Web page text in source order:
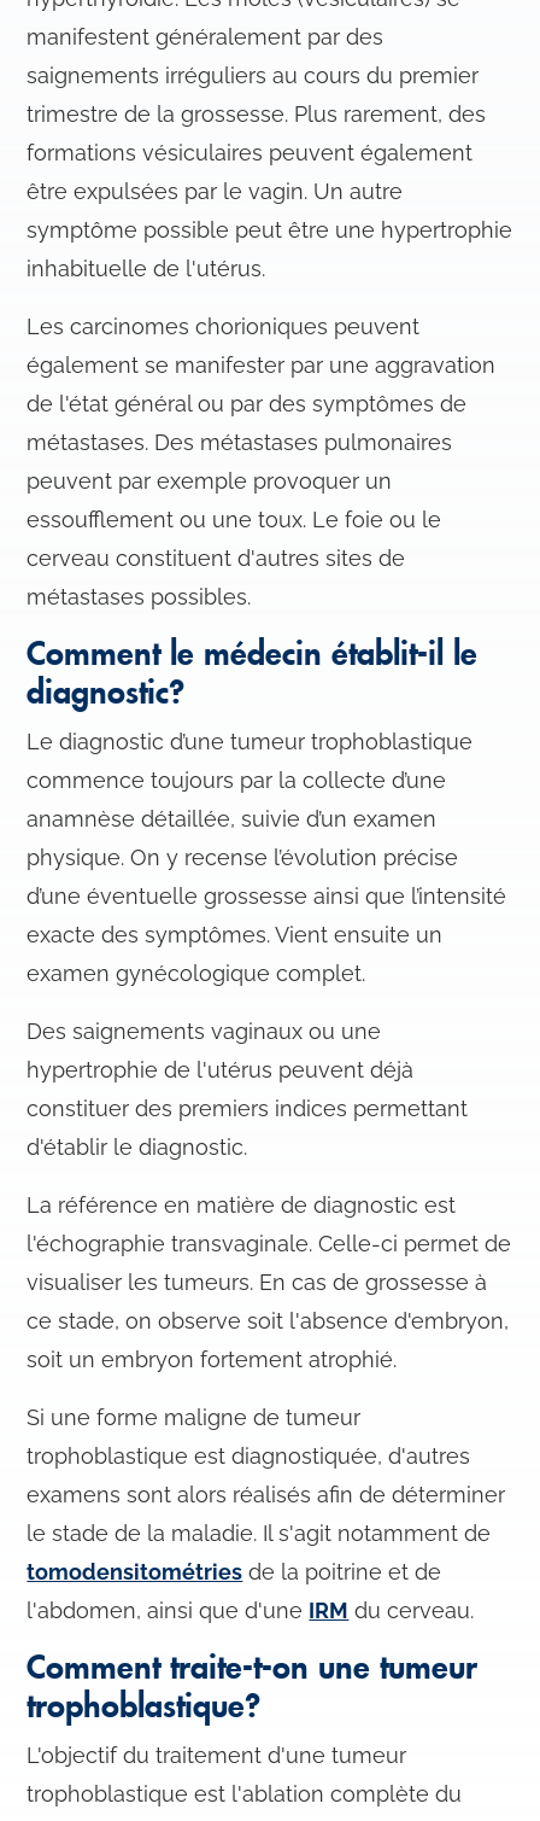
manifestent généralement par des
saignements irréguliers au cours du premier
trimestre de la grossesse. Plus rarement, des
formations vésiculaires peuvent également
être expulsées par le vagin. Un autre
symptôme possible peut être une hypertrophie
inhabituelle de l'utérus.
Les carcinomes chorioniques peuvent
également se manifester par une aggravation
de l'état général ou par des symptômes de
métastases. Des métastases pulmonaires
peuvent par exemple provoquer un
essoufflement ou une toux. Le foie ou le
cerveau constituent d'autres sites de
métastases possibles.
Comment le médecin établit-il le
diagnostic?
Le diagnostic d’une tumeur trophoblastique
commence toujours par la collecte d’une
anamnèse détaillée, suivie d’un examen
physique. On y recense l’évolution précise
d’une éventuelle grossesse ainsi que l’intensité
exacte des symptômes. Vient ensuite un
examen gynécologique complet.
Des saignements vaginaux ou une
hypertrophie de l'utérus peuvent déjà
constituer des premiers indices permettant
d'établir le diagnostic.
La référence en matière de diagnostic est
l'échographie transvaginale. Celle-ci permet de
visualiser les tumeurs. En cas de grossesse à
ce stade, on observe soit l'absence d'embryon,
soit un embryon fortement atrophié.
Si une forme maligne de tumeur
trophoblastique est diagnostiquée, d'autres
examens sont alors réalisés afin de déterminer
le stade de la maladie. Il s'agit notamment de
tomodensitométries de la poitrine et de
l'abdomen, ainsi que d'une IRM du cerveau.
Comment traite-t-on une tumeur
trophoblastique?
L'objectif du traitement d'une tumeur
trophoblastique est l'ablation complète du